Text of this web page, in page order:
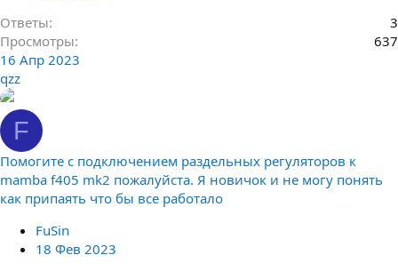
Ответы
3
Просмотры
637
16 Апр 2023
qzz
F
Помогите с подключением раздельных регуляторов к
mamba f405 mk2 пожалуйста. Я новичок и не могу понять
как припаять что бы все работало
FuSin
18 Фев 2023